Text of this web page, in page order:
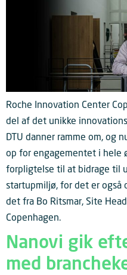
Roche Innovation Center
del af det unikke
DTU danner ramme om, og
op for engagementet i hele
forpligtelse til at bidrage til
startupmiljø, for det er også
det fra Bo Ritsmar, Site
Copenhagen.
Nanovi gik
med